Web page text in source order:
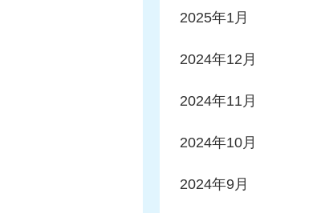
2025年1月
2024年12月
2024年11月
2024年10月
2024年9月